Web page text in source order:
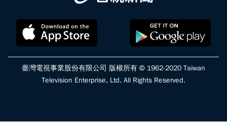
臺灣電視事業股份有限公司 版權所有 © 1962-2020 Taiwan
Television Enterprise, Ltd. All Rights Reserved.